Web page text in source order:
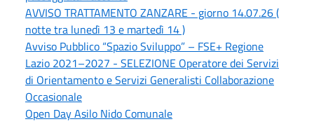
AVVISO TRATTAMENTO ZANZARE - giorno 14.07.26 (
notte tra lunedì 13 e martedì 14 )
Avviso Pubblico “Spazio Sviluppo” – FSE+ Regione
Lazio 2021–2027 - SELEZIONE Operatore dei Servizi
di Orientamento e Servizi Generalisti Collaborazione
Occasionale
Open Day Asilo Nido Comunale